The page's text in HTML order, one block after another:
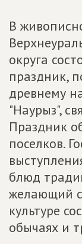
В
округа
праздник,
древнему
"Наурыз",
Праздник
поселков.
блюд
желающий
культуре
обычаях и